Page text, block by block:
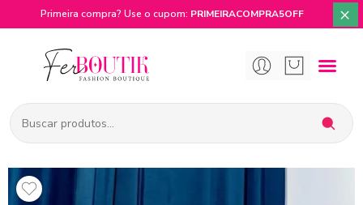
Primeira compra? Use o cupom: PRIMEIRACOMPRA5OFF ×